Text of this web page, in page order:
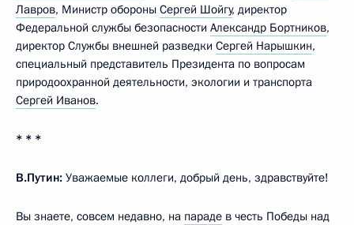
Лавров, Министр обороны Сергей Шойгу, директор
Федеральной службы безопасности Александр Бортников,
директор Службы внешней разведки Сергей Нарышкин,
специальный представитель Президента по вопросам
природоохранной деятельности, экологии и транспорта
Сергей Иванов.
* * *
В.Путин: Уважаемые коллеги, добрый день, здравствуйте!
Вы знаете, совсем недавно, на параде в честь Победы над